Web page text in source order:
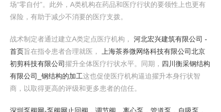
场“零自付”。此外，A类机构在药品和医疗行状的要领性上也更有
保险，有助于减少不消要的医疗支拨。
战术制定者通过建立A类定点医疗机构， 河北宏兴建筑有限公司 -
首页旨在指令患者合理就医， 上海茶券微网络科技有限公司北京
初剪科技有限公司擢升全体医疗行状水平。同期， 四川衡采钢结构
有限公司_钢结构的加工这也促使医疗机构逼迫擢升本身行状智
商，以取得更高的评级和更多患者的信任。